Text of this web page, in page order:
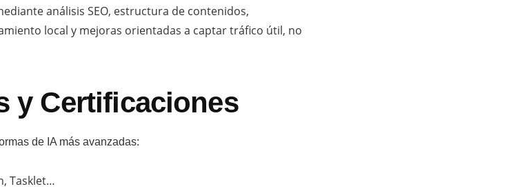
análisis SEO, estructura de contenidos,
local y mejoras orientadas a captar tráfico útil, no
y Certificaciones
de IA más avanzadas:
Tasklet…